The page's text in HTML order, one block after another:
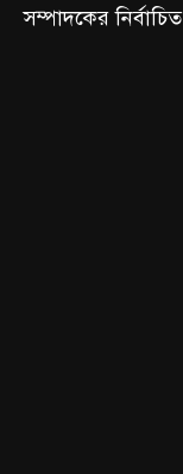
সম্পাদকের নির্বাচিত